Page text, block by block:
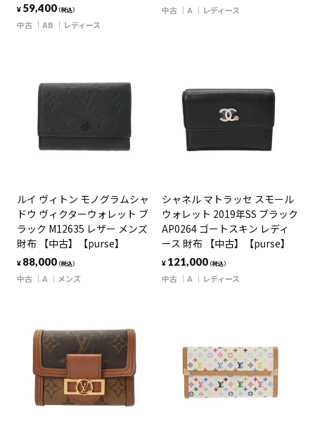
¥ 59,400（税込）
中古 AB レディース
中古 A レディース
ルイ ヴィトン モノグラムシャ
ドウ ヴィクターウォレット ブ
ラック M12635 レザー メンズ
財布 【中古】【purse】
¥ 88,000（税込）
中古 A メンズ
シャネル マトラッセ スモール
ウォレット 2019年SS ブラック
AP0264 ゴートスキン レディ
ース 財布 【中古】【purse】
¥ 121,000（税込）
中古 A レディース